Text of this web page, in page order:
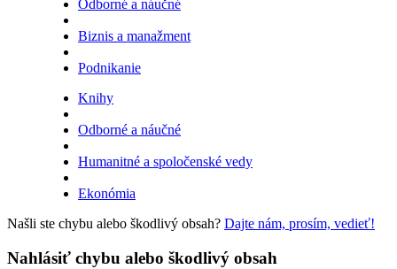
Odborné a náučné
Biznis a manažment
Podnikanie
Knihy
Odborné a náučné
Humanitné a spoločenské vedy
Ekonómia
Našli ste chybu alebo škodlivý obsah? Dajte nám, prosím, vedieť!
Nahlásiť chybu alebo škodlivý obsah